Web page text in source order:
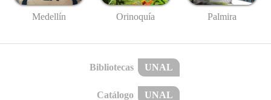
Medellín Orinoquía Palmira
Bibliotecas UNAL
Catálogo UNAL